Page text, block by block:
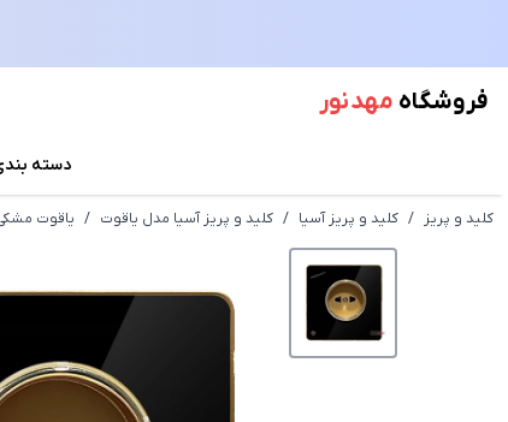
فروشگاه مهد نور
دسته
کلید و پریز / کلید و پریز آسیا / کلید و پریز آسیا مدل یاقوت / یاقوت